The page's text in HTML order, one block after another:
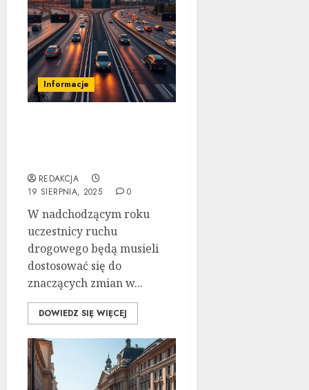
Informacje
REDAKCJA
19 SIERPNIA, 2025
0
W nadchodzącym roku
uczestnicy ruchu
drogowego będą musieli
dostosować się do
znaczących zmian w...
DOWIEDZ SIĘ WIĘCEJ